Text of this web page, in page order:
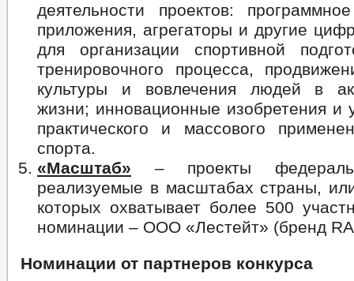
деятельности проектов:
приложения, агрегаторы и другие
для организации спортивной
тренировочного процесса,
культуры и вовлечения людей в
жизни; инновационные изобретения и
практического и массового
спорта.
«Масштаб» – проекты
реализуемые в масштабах страны,
которых охватывает более 500
номинации – ООО «Лестейт» (бренд
Номинации от партнеров конкурса